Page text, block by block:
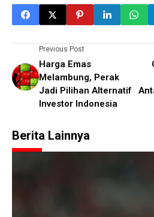
Previous Post
Harga Emas
Melambung, Perak
Jadi Pilihan Alternatif
Investor Indonesia
Berita Lainnya